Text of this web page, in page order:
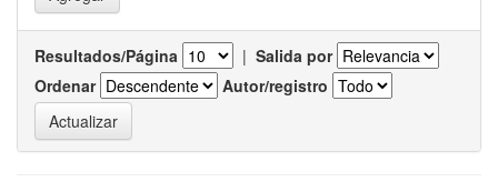
Resultados/Página | Salida por
Ordenar
Autor/registro